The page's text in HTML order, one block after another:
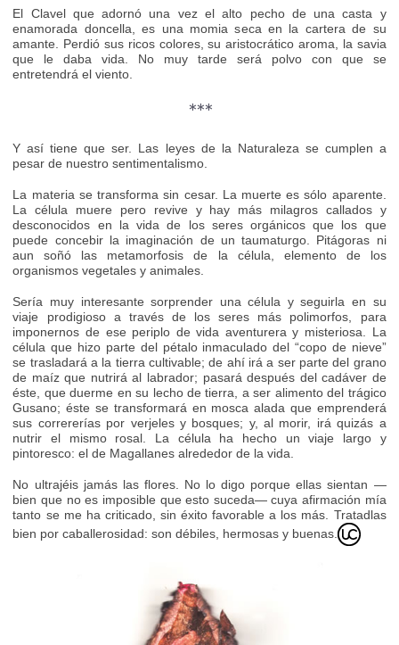
El Clavel que adornó una vez el alto pecho de una casta y
enamorada doncella, es una momia seca en la cartera de su
amante. Perdió sus ricos colores, su aristocrático aroma, la savia
que le daba vida. No muy tarde será polvo con que se
entretendrá el viento.
***
Y así tiene que ser. Las leyes de la Naturaleza se cumplen a
pesar de nuestro sentimentalismo.
La materia se transforma sin cesar. La muerte es sólo aparente.
La célula muere pero revive y hay más milagros callados y
desconocidos en la vida de los seres orgánicos que los que
puede concebir la imaginación de un taumaturgo. Pitágoras ni
aun soñó las metamorfosis de la célula, elemento de los
organismos vegetales y animales.
Sería muy interesante sorprender una célula y seguirla en su
viaje prodigioso a través de los seres más polimorfos, para
imponernos de ese periplo de vida aventurera y misteriosa. La
célula que hizo parte del pétalo inmaculado del “copo de nieve”
se trasladará a la tierra cultivable; de ahí irá a ser parte del grano
de maíz que nutrirá al labrador; pasará después del cadáver de
éste, que duerme en su lecho de tierra, a ser alimento del trágico
Gusano; éste se transformará en mosca alada que emprenderá
sus corrererías por verjeles y bosques; y, al morir, irá quizás a
nutrir el mismo rosal. La célula ha hecho un viaje largo y
pintoresco: el de Magallanes alrededor de la vida.
No ultrajéis jamás las flores. No lo digo porque ellas sientan —
bien que no es imposible que esto suceda— cuya afirmación mía
tanto se me ha criticado, sin éxito favorable a los más. Tratadlas
bien por caballerosidad: son débiles, hermosas y buenas.